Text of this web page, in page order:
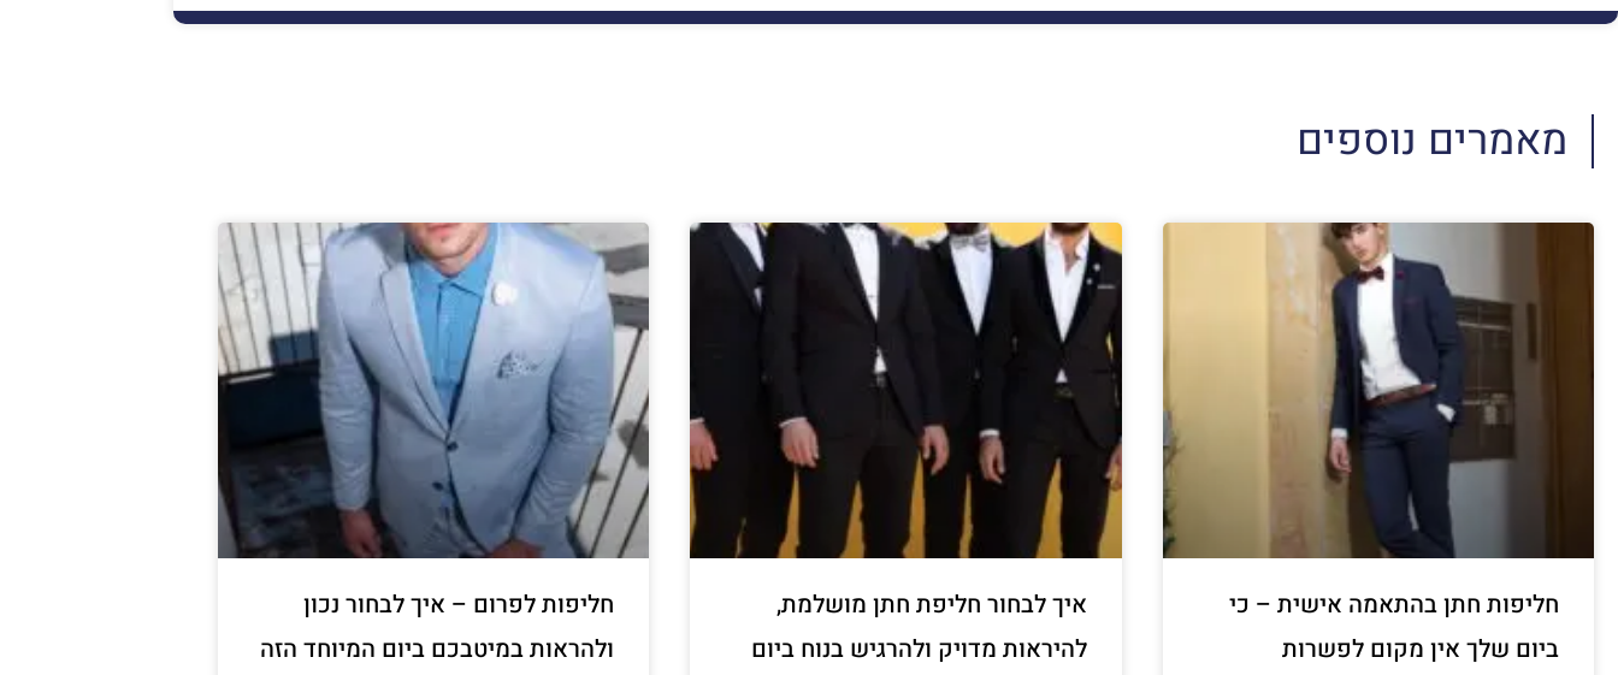
מאמרים נוספים
חליפות חתן בהתאמה אישית – כי
ביום שלך אין מקום לפשרות
איך לבחור חליפת חתן מושלמת,
להיראות מדויק ולהרגיש בנוח ביום
חליפות לפרום – איך לבחור נכון
ולהראות במיטבכם ביום המיוחד הזה